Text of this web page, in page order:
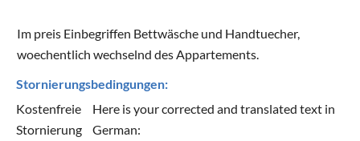
Im preis Einbegriffen Bettwäsche und Handtuecher,
woechentlich wechselnd des Appartements.
Stornierungsbedingungen:
Kostenfreie
Stornierung
Here is your corrected and translated text in
German: